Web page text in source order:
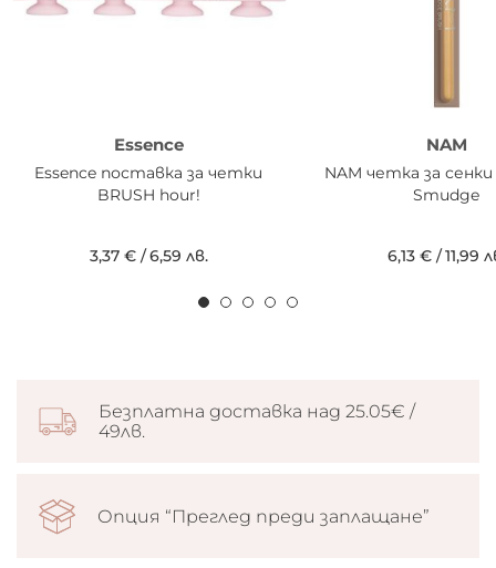
Essence
Essence поставка за четки
BRUSH hour!
3,37 €/6,59 лв.
NAM
NAM четка за
Smudge
6,13 €/11,99
Безплатна доставка над 25.05€ /
49лв.
Опция “Преглед преди заплащане”